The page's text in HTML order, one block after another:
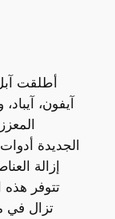
أطلقت
آيفون،
الجديدة
إزالة
تتوفر هذه
تزال في